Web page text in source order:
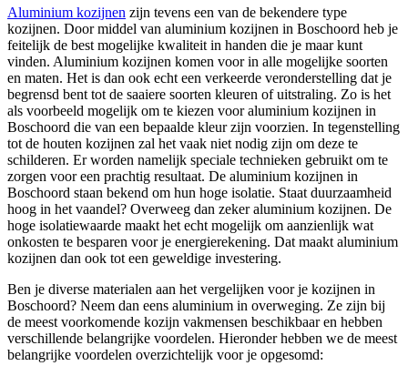
Aluminium kozijnen zijn tevens een van de bekendere type
kozijnen. Door middel van aluminium kozijnen in Boschoord heb je
feitelijk de best mogelijke kwaliteit in handen die je maar kunt
vinden. Aluminium kozijnen komen voor in alle mogelijke soorten
en maten. Het is dan ook echt een verkeerde veronderstelling dat je
begrensd bent tot de saaiere soorten kleuren of uitstraling. Zo is het
als voorbeeld mogelijk om te kiezen voor aluminium kozijnen in
Boschoord die van een bepaalde kleur zijn voorzien. In tegenstelling
tot de houten kozijnen zal het vaak niet nodig zijn om deze te
schilderen. Er worden namelijk speciale technieken gebruikt om te
zorgen voor een prachtig resultaat. De aluminium kozijnen in
Boschoord staan bekend om hun hoge isolatie. Staat duurzaamheid
hoog in het vaandel? Overweeg dan zeker aluminium kozijnen. De
hoge isolatiewaarde maakt het echt mogelijk om aanzienlijk wat
onkosten te besparen voor je energierekening. Dat maakt aluminium
kozijnen dan ook tot een geweldige investering.
Ben je diverse materialen aan het vergelijken voor je kozijnen in
Boschoord? Neem dan eens aluminium in overweging. Ze zijn bij
de meest voorkomende kozijn vakmensen beschikbaar en hebben
verschillende belangrijke voordelen. Hieronder hebben we de meest
belangrijke voordelen overzichtelijk voor je opgesomd: